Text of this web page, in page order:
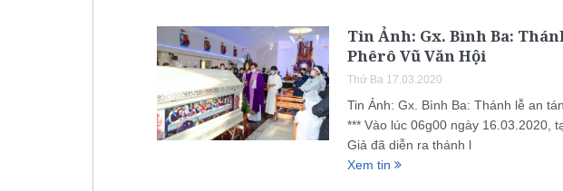
Tin Ảnh: Gx. Bình Ba:
Phêrô Vũ Văn Hội
Thứ Ba 17.03.2020
Tin Ảnh: Gx. Bình Ba: Thánh lễ an
*** Vào lúc 06g00 ngày 16.03.2020,
Giả đã diễn ra thánh l
Xem tin